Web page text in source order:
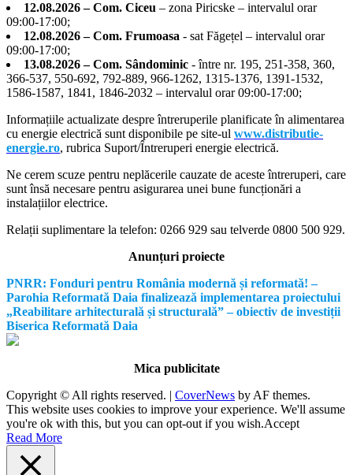
12.08.2026 – Com. Ciceu – zona Piricske – intervalul orar
09:00-17:00;
12.08.2026 – Com. Frumoasa - sat Făgețel – intervalul orar
09:00-17:00;
13.08.2026 – Com. Sândominic - între nr. 195, 251-358, 360,
366-537, 550-692, 792-889, 966-1262, 1315-1376, 1391-1532,
1586-1587, 1841, 1846-2032 – intervalul orar 09:00-17:00;
Informațiile actualizate despre întreruperile planificate în alimentarea
cu energie electrică sunt disponibile pe site-ul www.distributie-
energie.ro, rubrica Suport/Întreruperi energie electrică.
Ne cerem scuze pentru neplăcerile cauzate de aceste întreruperi, care
sunt însă necesare pentru asigurarea unei bune funcționări a
instalațiilor electrice.
Relații suplimentare la telefon: 0266 929 sau telverde 0800 500 929.
Anunțuri proiecte
PNRR: Fonduri pentru România modernă și reformată! –
Parohia Reformată Daia finalizează implementarea proiectului
„Reabilitare arhitecturală și structurală” – obiectiv de investiții
Biserica Reformată Daia
Mica publicitate
Copyright © All rights reserved. | CoverNews by AF themes.
This website uses cookies to improve your experience. We'll assume
you're ok with this, but you can opt-out if you wish.Accept
Read More